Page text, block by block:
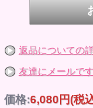
返品についての
友達にメールで
価格:6,080円(税